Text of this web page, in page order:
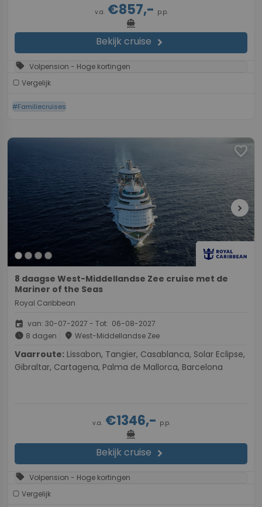
v.a.€857,- p.p.
directions_boat
Bekijk cruise chevron_right
sell Volpension - Hoge kortingen
Vergelijk
#Familiecruises
favorite
chevron_right
8 daagse West-Middellandse Zee cruise met de
Mariner of the Seas
Royal Caribbean
event van: 30-07-2027 - Tot: 06-08-2027
schedule 8 dagen place West-Middellandse Zee
Vaarroute:
Gibraltar, Cartagena, Palma de Mallorca, Barcelona
v.a.€1346,- p.p.
directions_boat
Bekijk cruise chevron_right
sell Volpension - Hoge kortingen
Vergelijk